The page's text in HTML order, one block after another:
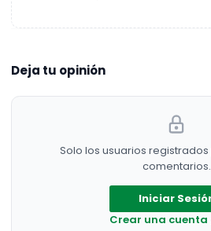
Deja tu opinión
Solo los usuarios
comentarios.
Iniciar
Crear una